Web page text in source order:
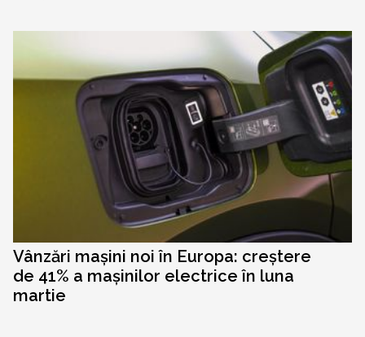
Vânzări mașini noi în Europa: creștere
de 41% a mașinilor electrice în luna
martie